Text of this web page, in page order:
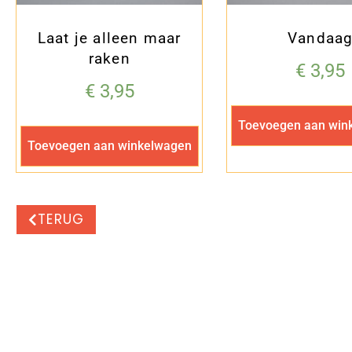
Laat je alleen maar
raken
€3,95
Toevoegen aan winkelwagen
Vandaag
€ 3,95
Toevoegen aan
TERUG